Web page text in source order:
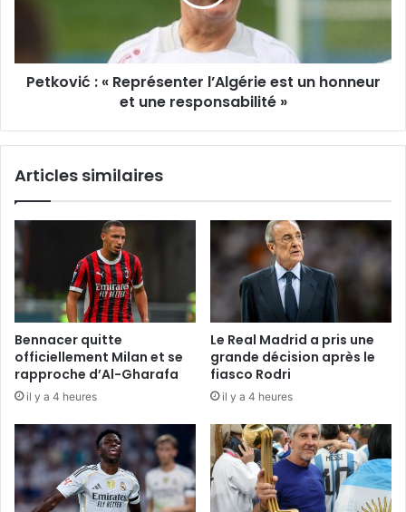
et
unePetković : « Représenter l’Algérie est un honneur
et une responsabilité »
Articles similaires
Bennacer quitte
officiellement Milan et se
rapproche d’Al-Gharafa
il y a 4 heures
Le Real Madrid a pris une
grande décision après le
fiasco Rodri
il y a 4 heures